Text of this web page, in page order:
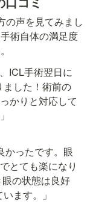
の声を見てみまし
術自体の満足度
ICL手術翌日に
した！術前の
かりと対応して
かったです。眼
とても楽になり
の状態は良好
ます。」